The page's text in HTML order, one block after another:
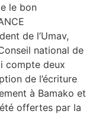
le bon
de l’Umav,
national de
compte deux
de l’écriture
à Bamako et
offertes par la